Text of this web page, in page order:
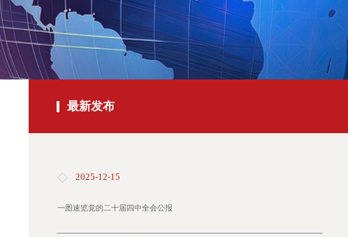
最新发布
2025-12-15
一图速览党的二十届四中全会公报